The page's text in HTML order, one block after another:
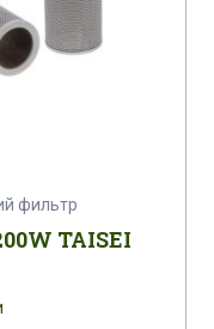
фильтр
TAISEI